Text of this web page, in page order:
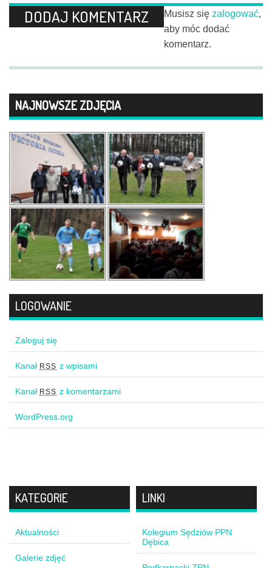
DODAJ KOMENTARZ Musisz się zalogować,
aby móc dodać
komentarz.
NAJNOWSZE ZDJĘCIA
LOGOWANIE
Zaloguj się
Kanał RSS z wpisami
Kanał RSS z komentarzami
WordPress.org
KATEGORIE
Aktualności
Galerie zdjęć
LINKI
Kolegium Sędziów PPN
Dębica